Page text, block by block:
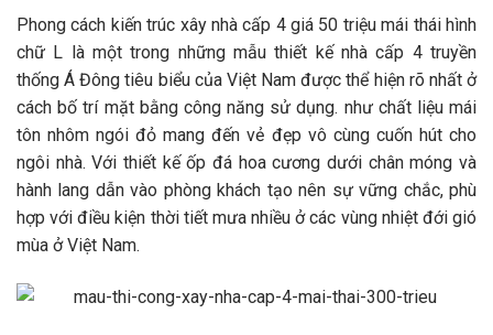
Phong cách kiến ​​trúc xây nhà cấp 4 giá 50 triệu mái thái hình
chữ L là một trong những mẫu thiết kế nhà cấp 4 truyền
thống Á Đông tiêu biểu của Việt Nam được thể hiện rõ nhất ở
cách bố trí mặt bằng công năng sử dụng. như chất liệu mái
tôn nhôm ngói đỏ mang đến vẻ đẹp vô cùng cuốn hút cho
ngôi nhà. Với thiết kế ốp đá hoa cương dưới chân móng và
hành lang dẫn vào phòng khách tạo nên sự vững chắc, phù
hợp với điều kiện thời tiết mưa nhiều ở các vùng nhiệt đới gió
mùa ở Việt Nam.